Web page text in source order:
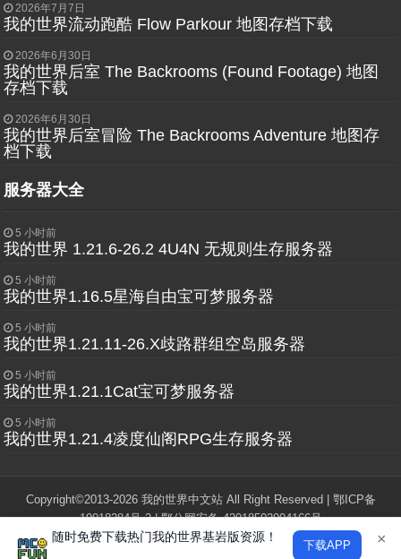
2026年7月7日
我的世界流动跑酷 Flow Parkour 地图存档下载
2026年6月30日
我的世界后室 The Backrooms (Found Footage) 地图
存档下载
2026年6月30日
我的世界后室冒险 The Backrooms Adventure 地图存
档下载
服务器大全
5 小时前
我的世界 1.21.6-26.2 4U4N 无规则生存服务器
5 小时前
我的世界1.16.5星海自由宝可梦服务器
5 小时前
我的世界1.21.11-26.X歧路群组空岛服务器
5 小时前
我的世界1.21.1Cat宝可梦服务器
5 小时前
我的世界1.21.4凌度仙阁RPG生存服务器
Copyright©2013-2026 我的世界中文站 All Right Reserved | 鄂ICP备
19018284号-2|鄂公网安备 42018502004166号
"Minecraft"和"我的世界"版权归Mojang Studios所有，本站与Mojang，微软
×
随时免费下载热门我的世界基岩版资源！
下载APP